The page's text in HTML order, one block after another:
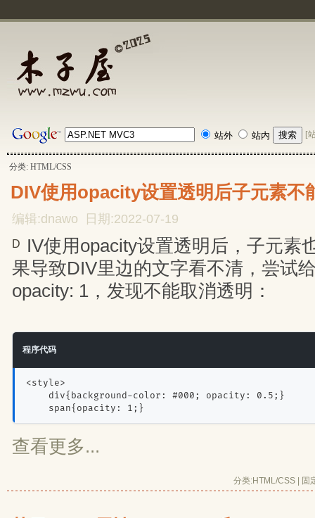
站外 站内 [
分类: HTML/CSS
DIV使用opacity设置透明后子元素不
编辑:dnawo 日期:2022-07-19
D
IV使用opacity设置透明后，子元素
果导致DIV里边的文字看不清，尝试
opacity: 1，发现不能取消透明：
程序代码
<style>
div{background-color: #000; opacity: 0.5;}
span{opacity: 1;}
查看更多...
分类:HTML/CSS 固